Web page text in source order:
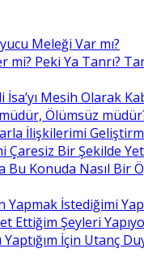
Meleği Var mı?
mi? Peki Ya Tanrı?
İsa’yı Mesih Olarak
Ölümsüz
İlişkilerimi
Çaresiz Bir Şekilde
Bu Konuda Nasıl Bir
Yapmak İstediğimi
Ettiğim Şeyleri
İçin Utanç